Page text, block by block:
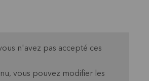
n'avez pas accepté ces
vous pouvez modifier les